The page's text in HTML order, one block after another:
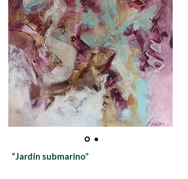
“Jardín submarino”